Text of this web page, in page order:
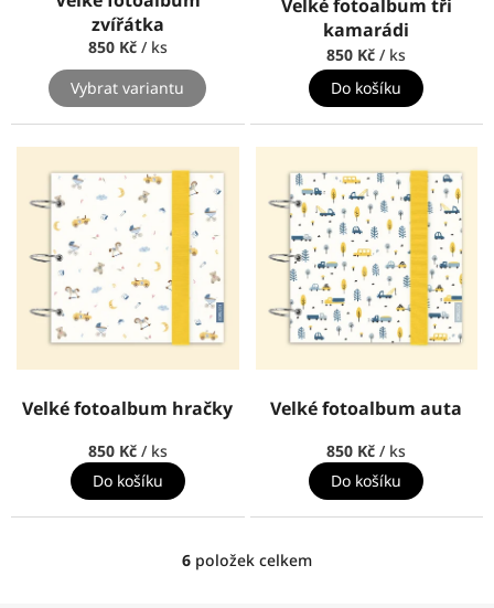
zvířátka
850 Kč / ks
Vybrat variantu
Velké fotoalbum tři
kamarádi
850 Kč/ ks
Do košíku
Velké fotoalbum hračky
850 Kč / ks
Do košíku
Velké fotoalbum auta
850 Kč/ ks
Do košíku
O
6 položek celkem